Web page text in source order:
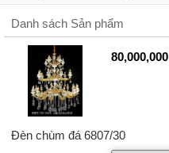
Danh sách Sản phẩm
80,000,000
Đèn chùm đá 6807/30